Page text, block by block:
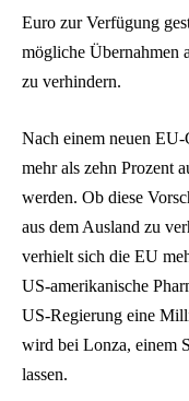
Euro zur Verfügung
mögliche Übernahmen
zu verhindern.
Nach einem neuen EU-
mehr als zehn Prozent
werden. Ob diese
aus dem Ausland zu
verhielt sich die EU
US-amerikanische
US-Regierung eine
wird bei Lonza, einem
lassen.